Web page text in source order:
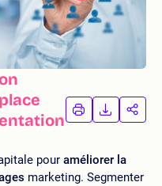
IMPRIMER
LA
LA
pour améliorer la
marketing. Segmenter